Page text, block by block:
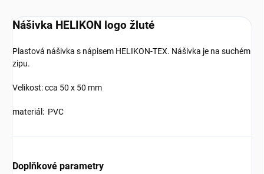
Nášivka HELIKON logo žluté
Plastová nášivka s nápisem HELIKON-TEX. Nášivka je na suchém
zipu.
Velikost: cca 50 x 50 mm
materiál: PVC
Doplňkové parametry